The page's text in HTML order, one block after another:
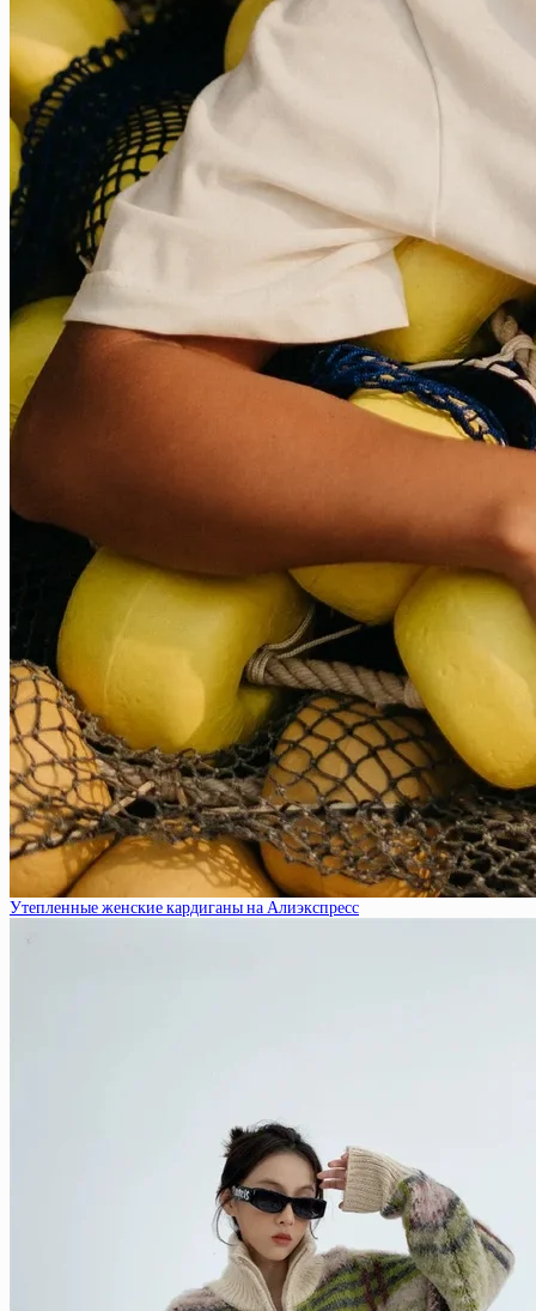
Утепленные женские кардиганы на Алиэкспресс